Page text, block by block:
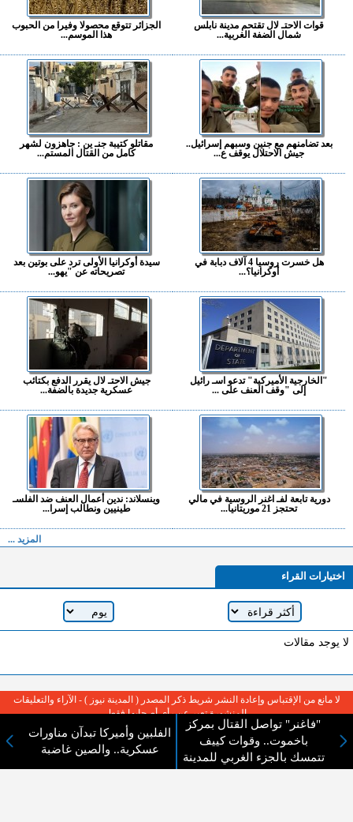
قوات الاحتـ لال تقتحم مدينة نابلس
شمال الضفة الغربية...
الجزائر تتوقع محصولا وفيرا من الحبوب
هذا الموسم...
بعد تضامنهم مع جنين وسبهم إسرائيل..
جيش الاحتلال يوقف ع...
مقاتلو كتيبة جنـ ين : جاهزون لشهر
كامل من القتال المستم...
هل خسرت روسيا 4 آلاف دبابة في
أوكرانيا؟...
سيدة أوكرانيا الأولى ترد على بوتين بعد
تصريحاته عن "يهو...
"الخارجية الأميركية" تدعو اسـ رائيل
إلى "وقف العنف على ...
جيش الاحتـ لال يقرر الدفع بكتائب
عسكرية جديدة بالضفة...
دورية تابعة لفـ اغنر الروسية في مالي
تحتجز 21 موريتانيا...
وينسلاند: ندين أعمال العنف ضد الفلسـ
طينيين ونطالب إسرا...
المزيد ...
اختيارات القراء
لا يوجد مقالات
"فاغنر" تواصل القتال بمركز
باخموت.. وقوات كييف
تتمسك بالجزء الغربي للمدينة
الفلبين وأميركا تبدآن مناورات
عسكرية.. والصين غاضبة
لا مانع من الإقتباس وإعادة النشر شريط ذكر المصدر ( المدينة نيوز ) - الآراء والتعليقات
المنشورة تعبر عن رأي أصحابها فقط